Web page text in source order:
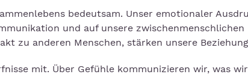
bedeutsam. Unser emotionaler
und auf unsere zwischenmenschlichen
zu anderen Menschen, stärken unsere
mit. Über Gefühle kommunizieren wir, was wir